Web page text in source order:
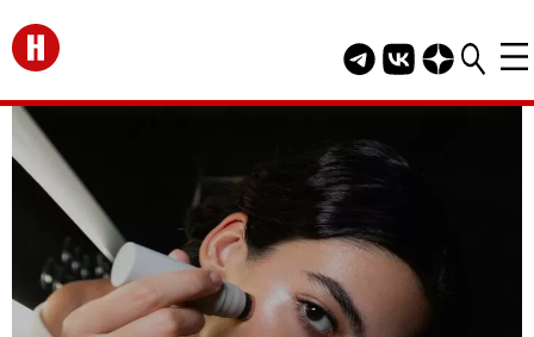
Перейти на главную
Telegram канал
Группа HELLO
Канал